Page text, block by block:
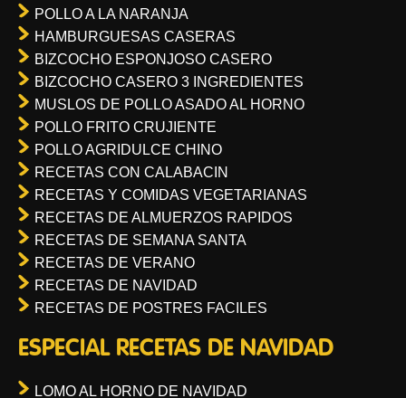
POLLO A LA NARANJA
HAMBURGUESAS CASERAS
BIZCOCHO ESPONJOSO CASERO
BIZCOCHO CASERO 3 INGREDIENTES
MUSLOS DE POLLO ASADO AL HORNO
POLLO FRITO CRUJIENTE
POLLO AGRIDULCE CHINO
RECETAS CON CALABACIN
RECETAS Y COMIDAS VEGETARIANAS
RECETAS DE ALMUERZOS RAPIDOS
RECETAS DE SEMANA SANTA
RECETAS DE VERANO
RECETAS DE NAVIDAD
RECETAS DE POSTRES FACILES
ESPECIAL RECETAS DE NAVIDAD
LOMO AL HORNO DE NAVIDAD